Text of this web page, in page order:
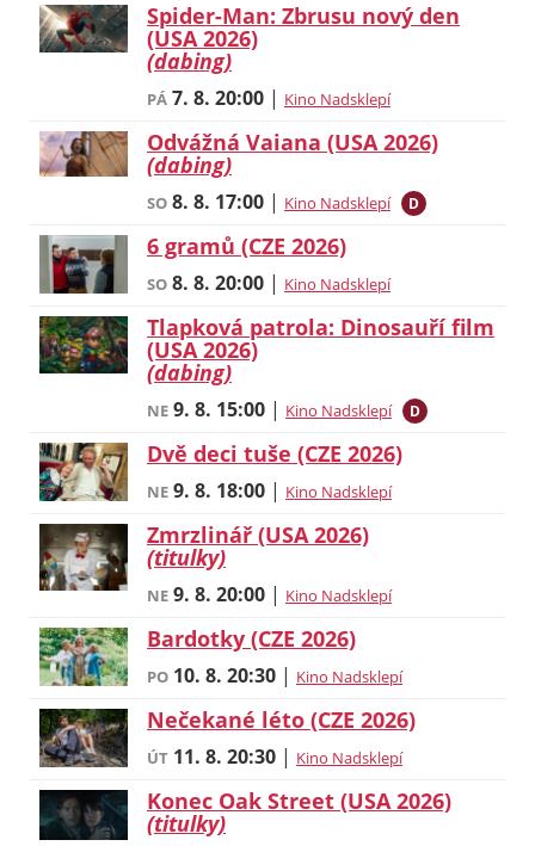
Spider-Man: Zbrusu nový den
(USA 2026)
(dabing)
PÁ 7. 8. 20:00 | Kino Nadsklepí
Odvážná Vaiana (USA 2026)
(dabing)
SO 8. 8. 17:00 | Kino Nadsklepí D
6 gramů (CZE 2026)
SO 8. 8. 20:00 | Kino Nadsklepí
Tlapková patrola: Dinosauří film
(USA 2026)
(dabing)
NE 9. 8. 15:00 | Kino Nadsklepí D
Dvě deci tuše (CZE 2026)
NE 9. 8. 18:00 | Kino Nadsklepí
Zmrzlinář (USA 2026)
(titulky)
NE 9. 8. 20:00 | Kino Nadsklepí
Bardotky (CZE 2026)
PO 10. 8. 20:30 | Kino Nadsklepí
Nečekané léto (CZE 2026)
ÚT 11. 8. 20:30 | Kino Nadsklepí
Konec Oak Street (USA 2026)
(titulky)